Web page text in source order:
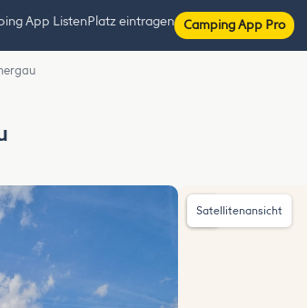
App ListenPlatz eintragen Camping App Pro
Satellitenansicht